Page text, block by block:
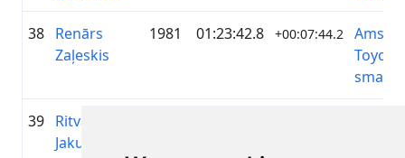
38 Renārs
Zaļeskis
1981 01:23:42.8 +00:07:44.2
Toyota
39 Ritvars
Jakubovskis